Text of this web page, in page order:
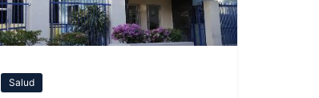
Salud